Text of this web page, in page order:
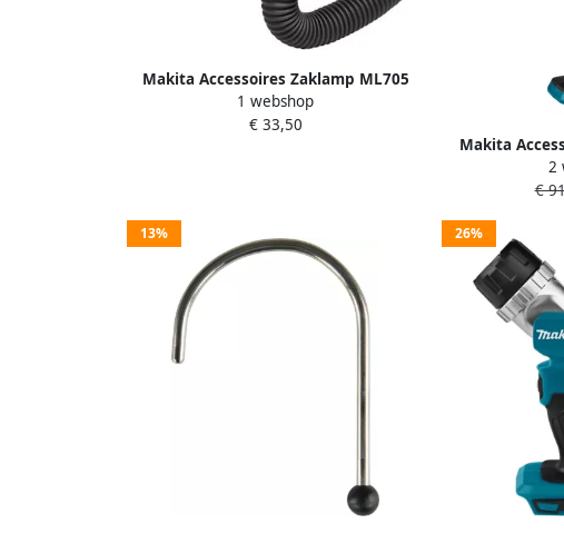
Makita Accessoires Zaklamp ML705
Led 7 2v STEXML705
1 webshop
€ 33,50
Makita
2
€
13% 26%